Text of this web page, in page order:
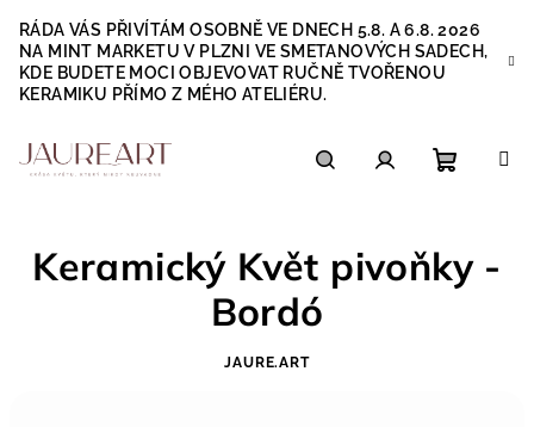
obsah
RÁDA VÁS PŘIVÍTÁM OSOBNĚ VE DNECH 5.8. A 6.8. 2026
NA MINT MARKETU V PLZNI VE SMETANOVÝCH SADECH,
KDE BUDETE MOCI OBJEVOVAT RUČNĚ TVOŘENOU
KERAMIKU PŘÍMO Z MÉHO ATELIÉRU.
košík
Keramický Květ pivoňky -
Bordó
JAURE.ART